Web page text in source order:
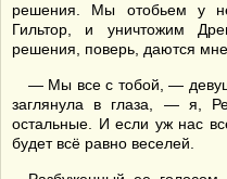
решения. Мы отобьем у
Гильтор, и уничтожим
решения, поверь, даются
— Мы все с тобой, —
заглянула в глаза, — я,
остальные. И если уж нас
будет всё равно веселей.